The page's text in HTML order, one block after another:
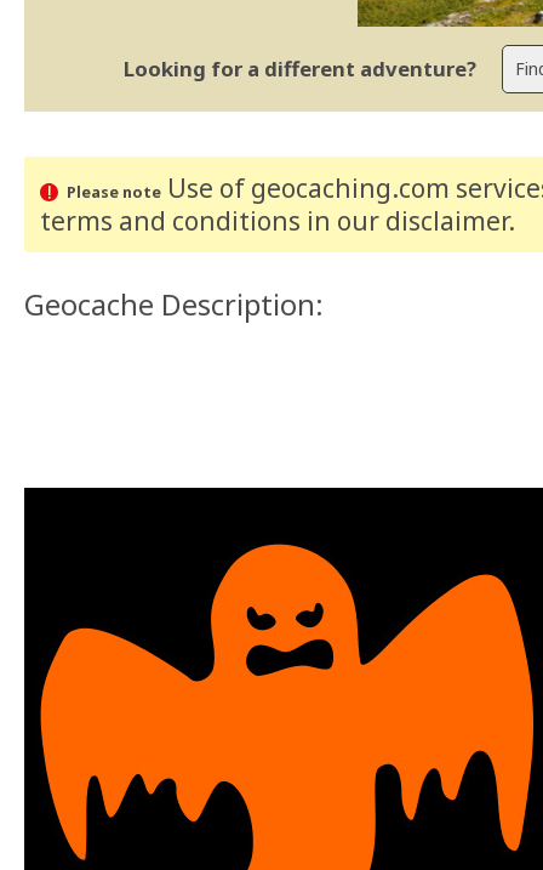
Looking for a different adventure?
Please noteUse of geocaching.com
terms and conditions in our disclaimer.
Geocache Description: